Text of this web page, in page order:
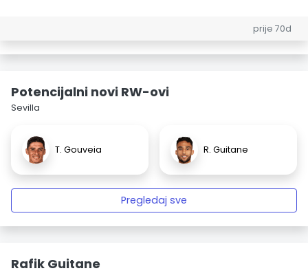
prije 70d
Potencijalni novi RW-ovi
Sevilla
T. Gouveia R. Guitane
Pregledaj sve
Rafik Guitane